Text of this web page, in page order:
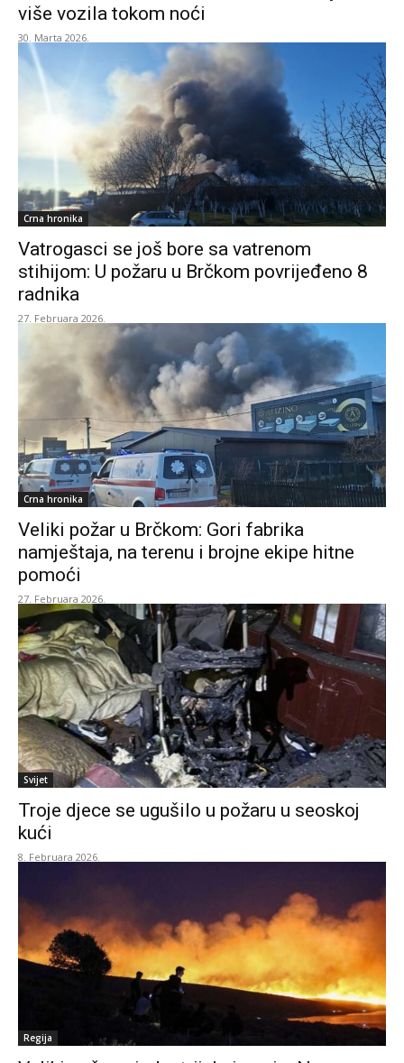
više vozila tokom noći
30. Marta 2026.
Crna hronika
Vatrogasci se još bore sa vatrenom
stihijom: U požaru u Brčkom povrijeđeno 8
radnika
27. Februara 2026.
Crna hronika
Veliki požar u Brčkom: Gori fabrika
namještaja, na terenu i brojne ekipe hitne
pomoći
27. Februara 2026.
Svijet
Troje djece se ugušilo u požaru u seoskoj
kući
8. Februara 2026.
Regija